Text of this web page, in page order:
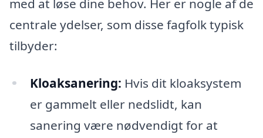
med at løse dine behov. Her er nogle af de
centrale ydelser, som disse fagfolk typisk
tilbyder:
Kloaksanering: Hvis dit kloaksystem
er gammelt eller nedslidt, kan
sanering være nødvendigt for at